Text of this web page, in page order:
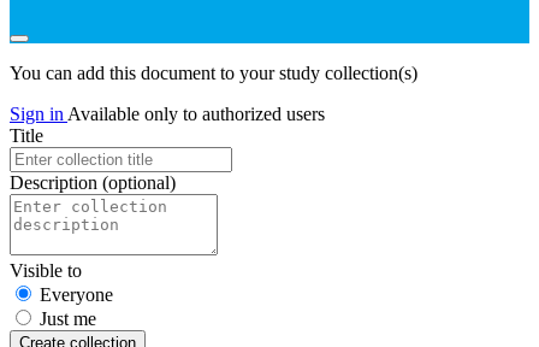
You can add this document to your study collection(s)
Sign in Available only to authorized users
Title
Description (optional)
Visible to
Everyone
Just me
Create collection